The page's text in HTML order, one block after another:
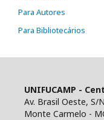
Para Autores
Para Bibliotecários
UNIFUCAMP -
Av. Brasil Oeste, S/
Monte Carmelo -